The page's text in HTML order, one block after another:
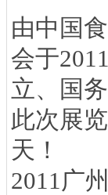
由中国
会于
立、国
此次展
天！
2011广